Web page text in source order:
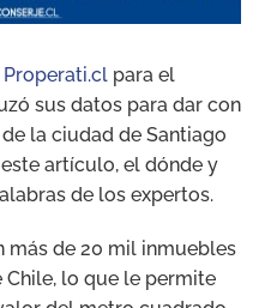
Properati.cl para el
sus datos para dar con
la ciudad de Santiago
artículo, el dónde y
de los expertos.
más de 20 mil inmuebles
Chile, lo que le permite